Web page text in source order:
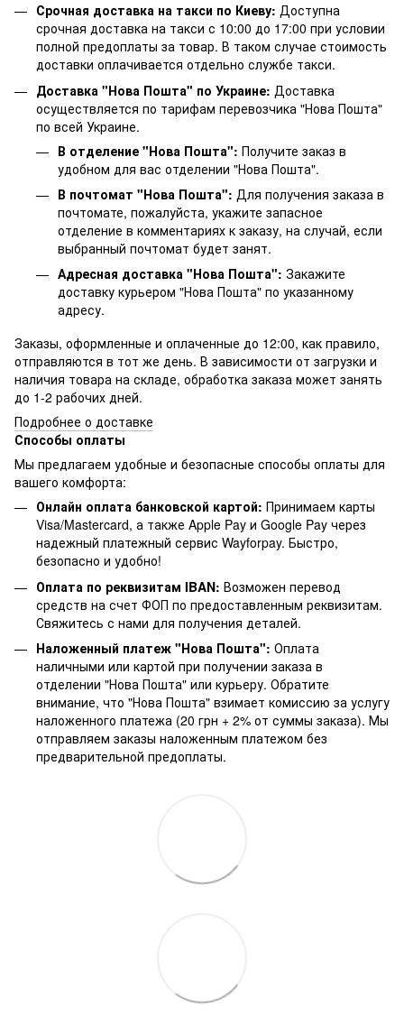
Срочная доставка на такси по Киеву: Доступна
срочная доставка на такси с 10:00 до 17:00 при условии
полной предоплаты за товар. В таком случае стоимость
доставки оплачивается отдельно службе такси.
Доставка "Нова Пошта" по Украине: Доставка
осуществляется по тарифам перевозчика "Нова Пошта"
по всей Украине.
В отделение "Нова Пошта": Получите заказ в
удобном для вас отделении "Нова Пошта".
В почтомат "Нова Пошта": Для получения заказа в
почтомате, пожалуйста, укажите запасное
отделение в комментариях к заказу, на случай, если
выбранный почтомат будет занят.
Адресная доставка "Нова Пошта": Закажите
доставку курьером "Нова Пошта" по указанному
адресу.
Заказы, оформленные и оплаченные до 12:00, как правило,
отправляются в тот же день. В зависимости от загрузки и
наличия товара на складе, обработка заказа может занять
до 1-2 рабочих дней.
Подробнее о доставке
Способы оплаты
Мы предлагаем удобные и безопасные способы оплаты для
вашего комфорта:
Онлайн оплата банковской картой: Принимаем карты
Visa/Mastercard, а также Apple Pay и Google Pay через
надежный платежный сервис Wayforpay. Быстро,
безопасно и удобно!
Оплата по реквизитам IBAN: Возможен перевод
средств на счет ФОП по предоставленным реквизитам.
Свяжитесь с нами для получения деталей.
Наложенный платеж "Нова Пошта": Оплата
наличными или картой при получении заказа в
отделении "Нова Пошта" или курьеру. Обратите
внимание, что "Нова Пошта" взимает комиссию за услугу
наложенного платежа (20 грн + 2% от суммы заказа). Мы
отправляем заказы наложенным платежом без
предварительной предоплаты.